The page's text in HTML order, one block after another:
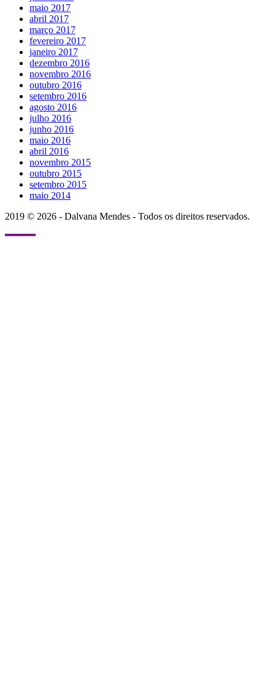
maio 2017
abril 2017
março 2017
fevereiro 2017
janeiro 2017
dezembro 2016
novembro 2016
outubro 2016
setembro 2016
agosto 2016
julho 2016
junho 2016
maio 2016
abril 2016
novembro 2015
outubro 2015
setembro 2015
maio 2014
2019 © 2026 - Dalvana Mendes - Todos os direitos reservados.